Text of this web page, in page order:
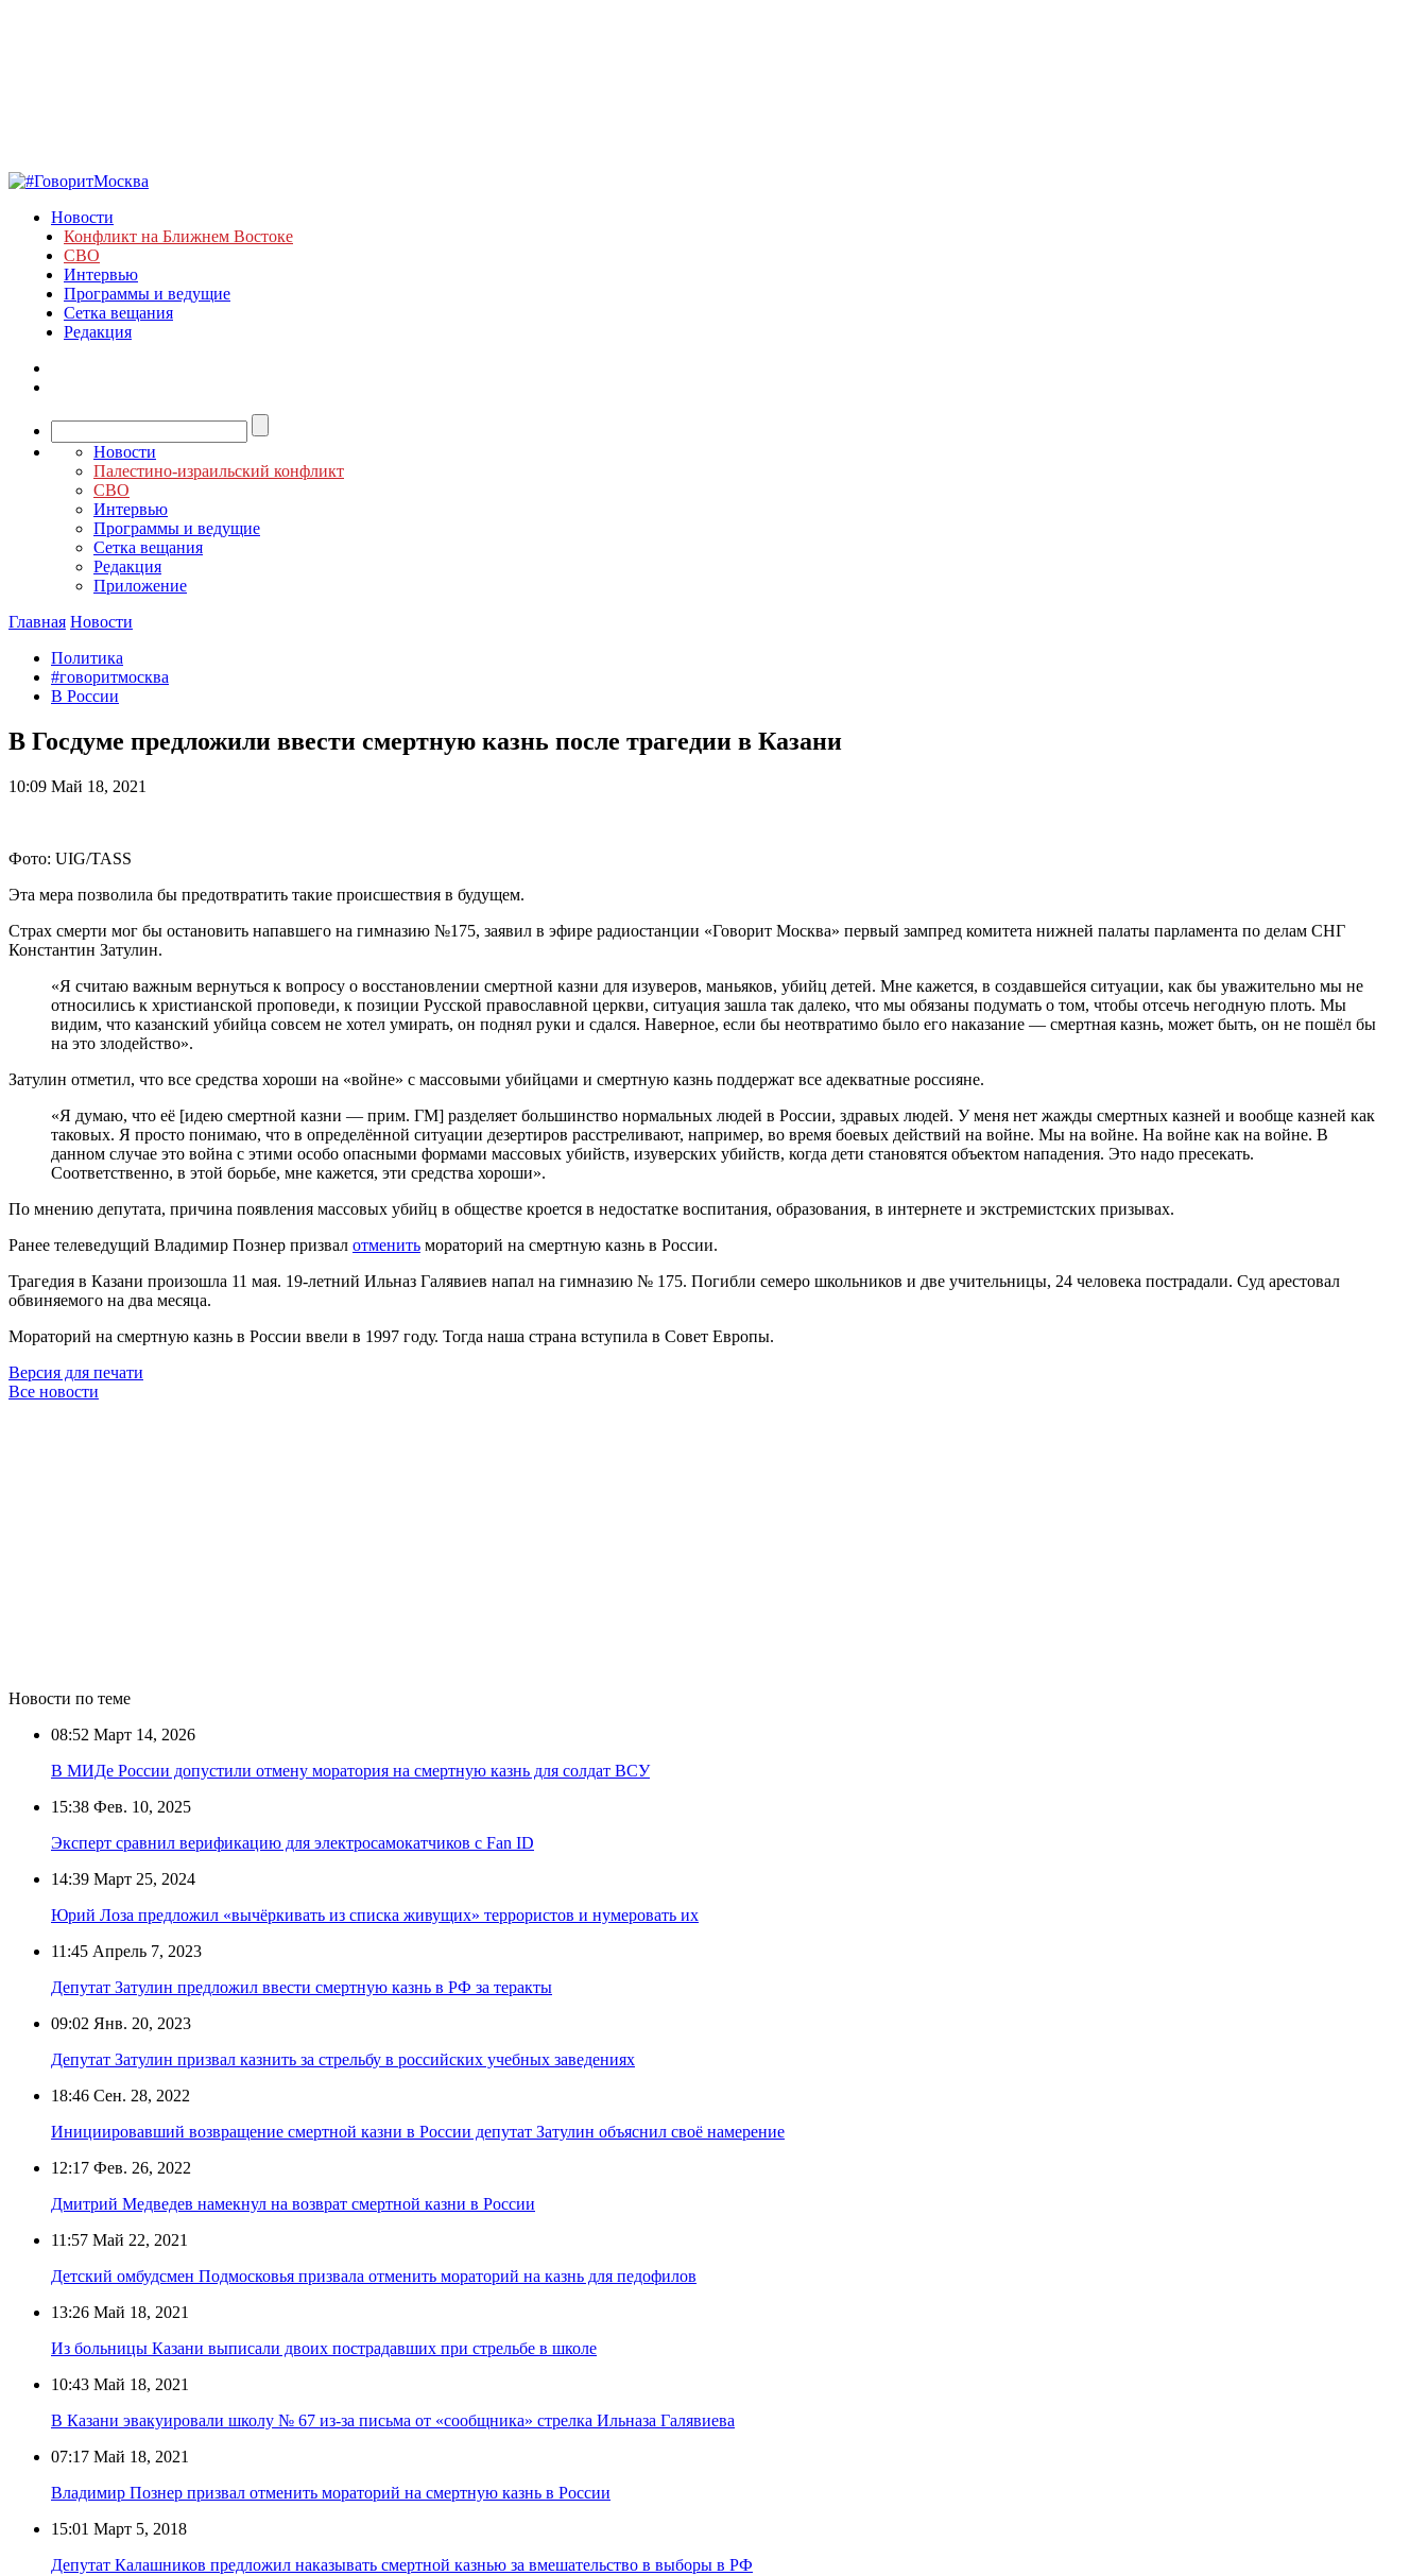
Новости
Конфликт на Ближнем Востоке
СВО
Интервью
Программы и ведущие
Сетка вещания
Редакция
Новости
Палестино-израильский конфликт
СВО
Интервью
Программы и ведущие
Сетка вещания
Редакция
Приложение
Главная Новости
Политика
#говоритмосква
В России
В Госдуме предложили ввести смертную казнь после трагедии в Казани
10:09 Май 18, 2021
Фото: UIG/TASS
Эта мера позволила бы предотвратить такие происшествия в будущем.
Страх смерти мог бы остановить напавшего на гимназию №175, заявил в эфире радиостанции «Говорит Москва» первый зампред комитета нижней палаты парламента по делам СНГ
Константин Затулин.
«Я считаю важным вернуться к вопросу о восстановлении смертной казни для изуверов, маньяков, убийц детей. Мне кажется, в создавшейся ситуации, как бы уважительно мы не
относились к христианской проповеди, к позиции Русской православной церкви, ситуация зашла так далеко, что мы обязаны подумать о том, чтобы отсечь негодную плоть. Мы
видим, что казанский убийца совсем не хотел умирать, он поднял руки и сдался. Наверное, если бы неотвратимо было его наказание — смертная казнь, может быть, он не пошёл бы
на это злодейство».
Затулин отметил, что все средства хороши на «войне» с массовыми убийцами и смертную казнь поддержат все адекватные россияне.
«Я думаю, что её [идею смертной казни — прим. ГМ] разделяет большинство нормальных людей в России, здравых людей. У меня нет жажды смертных казней и вообще казней как
таковых. Я просто понимаю, что в определённой ситуации дезертиров расстреливают, например, во время боевых действий на войне. Мы на войне. На войне как на войне. В
данном случае это война с этими особо опасными формами массовых убийств, изуверских убийств, когда дети становятся объектом нападения. Это надо пресекать.
Соответственно, в этой борьбе, мне кажется, эти средства хороши».
По мнению депутата, причина появления массовых убийц в обществе кроется в недостатке воспитания, образования, в интернете и экстремистских призывах.
Ранее телеведущий Владимир Познер призвал отменить мораторий на смертную казнь в России.
Трагедия в Казани произошла 11 мая. 19-летний Ильназ Галявиев напал на гимназию № 175. Погибли семеро школьников и две учительницы, 24 человека пострадали. Суд арестовал
обвиняемого на два месяца.
Мораторий на смертную казнь в России ввели в 1997 году. Тогда наша страна вступила в Совет Европы.
Версия для печати
Все новости
Новости по теме
08:52 Март 14, 2026
В МИДе России допустили отмену моратория на смертную казнь для солдат ВСУ
15:38 Фев. 10, 2025
Эксперт сравнил верификацию для электросамокатчиков с Fan ID
14:39 Март 25, 2024
Юрий Лоза предложил «вычёркивать из списка живущих» террористов и нумеровать их
11:45 Апрель 7, 2023
Депутат Затулин предложил ввести смертную казнь в РФ за теракты
09:02 Янв. 20, 2023
Депутат Затулин призвал казнить за стрельбу в российских учебных заведениях
18:46 Сен. 28, 2022
Инициировавший возвращение смертной казни в России депутат Затулин объяснил своё намерение
12:17 Фев. 26, 2022
Дмитрий Медведев намекнул на возврат смертной казни в России
11:57 Май 22, 2021
Детский омбудсмен Подмосковья призвала отменить мораторий на казнь для педофилов
13:26 Май 18, 2021
Из больницы Казани выписали двоих пострадавших при стрельбе в школе
10:43 Май 18, 2021
В Казани эвакуировали школу № 67 из-за письма от «сообщника» стрелка Ильназа Галявиева
07:17 Май 18, 2021
Владимир Познер призвал отменить мораторий на смертную казнь в России
15:01 Март 5, 2018
Депутат Калашников предложил наказывать смертной казнью за вмешательство в выборы в РФ